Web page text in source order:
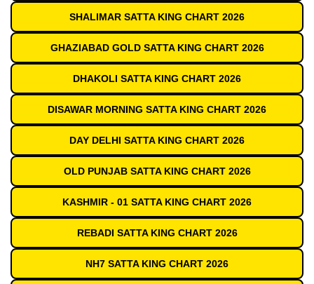
SHALIMAR SATTA KING CHART 2026
GHAZIABAD GOLD SATTA KING CHART 2026
DHAKOLI SATTA KING CHART 2026
DISAWAR MORNING SATTA KING CHART 2026
DAY DELHI SATTA KING CHART 2026
OLD PUNJAB SATTA KING CHART 2026
KASHMIR - 01 SATTA KING CHART 2026
REBADI SATTA KING CHART 2026
NH7 SATTA KING CHART 2026